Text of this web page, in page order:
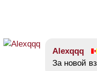
Alexqqq
За новой